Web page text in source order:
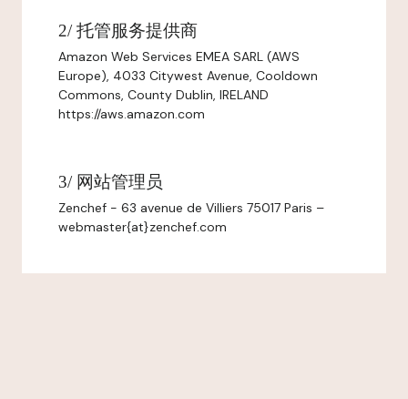
2/ 托管服务提供商
Amazon Web Services EMEA SARL (AWS
Europe), 4033 Citywest Avenue, Cooldown
Commons, County Dublin, IRELAND
https://aws.amazon.com
3/ 网站管理员
Zenchef - 63 avenue de Villiers 75017 Paris –
webmaster{at}zenchef.com